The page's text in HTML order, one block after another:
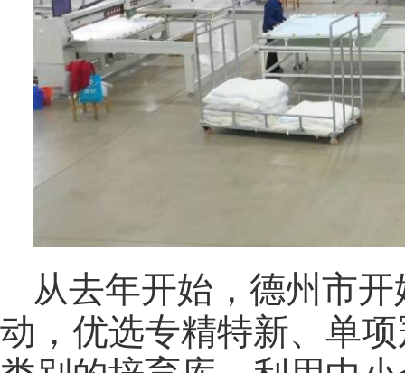
从去年开始，德州市开
动，优选专精特新、单